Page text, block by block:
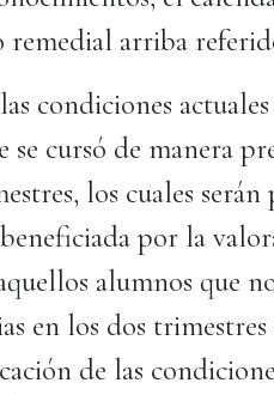
remedial arriba
condiciones
cursó de manera
los cuales
por la
alumnos que
en los dos
de las